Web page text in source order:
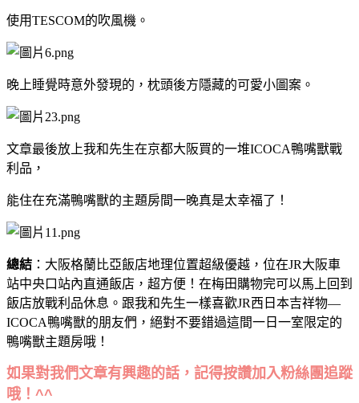
使用TESCOM的吹風機。
晚上睡覺時意外發現的，枕頭後方隱藏的可愛小圖案。
文章最後放上我和先生在京都大阪買的一堆ICOCA鴨嘴獸戰
利品，
能住在充滿鴨嘴獸的主題房間一晚真是太幸福了！
總結 ：大阪格蘭比亞飯店地理位置超級優越，位在JR大阪車
站中央口站內直通飯店，超方便！在梅田購物完可以馬上回到
飯店放戰利品休息。跟我和先生一樣喜歡JR西日本吉祥物—
ICOCA鴨嘴獸的朋友們，絕對不要錯過這間一日一室限定的
鴨嘴獸主題房哦！
如果對我們文章有興趣的話，記得按讚加入粉絲團追蹤
哦！^^